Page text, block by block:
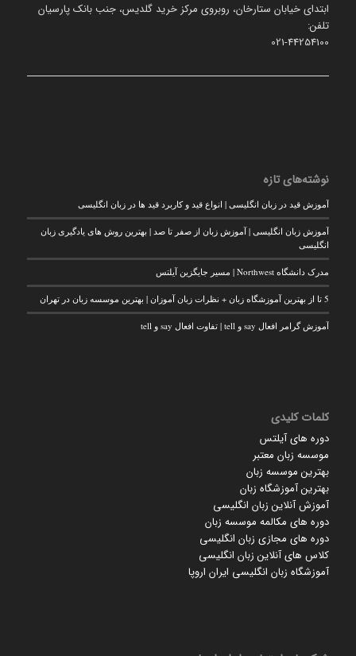
ابتدای خیابان ستارخان، روبروی مرکز خرید گلدیس، جنب بانک پارسیان
تلفن:
021-44254100
نوشته‌های تازه
آموزش قید در زبان انگلیسی | انواع قید و کاربرد قید ها در زبان انگلیسی
آموزش زبان انگلیسی | آموزش زبان از صفر تا صد | بهترین روش های یادگیری زبان
انگلیسی
مدرک دانشگاه Northwest | مسیر جایگزین آیلتس
5 تا از بهترین آموزشگاه زبان + نظرات زبان آموزان | بهترین موسسه زبان در تهران
آموزش گرامر افعال say و tell | تفاوت افعال say و tell
کلمات کلیدی
دوره های آیلتس
موسسه زبان معتبر
بهترین موسسه زبان
بهترین آموزشگاه زبان
آموزش آنلاین زبان انگلیسی
دوره های مکالمه موسسه زبان
دوره های مجازی زبان انگلیسی
کلاس های آنلاین زبان انگلیسی
آموزشگاه زبان انگلیسی ایران اروپا